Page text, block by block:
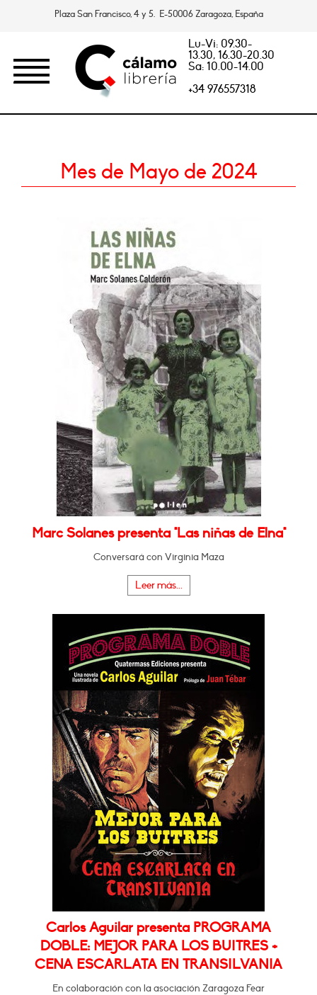
Plaza San Francisco, 4 y 5. E-50006 Zaragoza, España
Lu-Vi: 09.30-
13.30, 16.30-20.30
Sa: 10.00-14.00
+34 976557318
Mes de Mayo de 2024
Marc Solanes presenta "Las niñas de Elna"
Conversará con Virginia Maza
Leer más...
Carlos Aguilar presenta PROGRAMA
DOBLE: MEJOR PARA LOS BUITRES +
CENA ESCARLATA EN TRANSILVANIA
En colaboración con la asociación Zaragoza Fear